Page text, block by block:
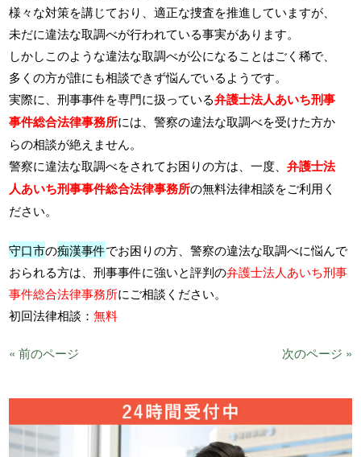
様々な対策を講じており、適正な捜査を推進していますが、
未だに違法な取調べが行われている事実があります。
しかしこのような違法な取調べが公になることはごく稀で、
多くの方が誰にも相談できず悩んでいるようです。
実際に、刑事事件を専門に扱っている弁護士法人あいち刑事
事件総合法律事務所には、警察の違法な取調べを受けた方か
らの相談が絶えません。
警察に違法な取調べをされてお困りの方は、一度、弁護士法
人あいち刑事事件総合法律事務所の無料法律相談をご利用く
ださい。
守口市の痴漢事件でお困りの方、警察の違法な取調べに悩んで
おられる方は、刑事事件に強いと評判の弁護士法人あいち刑事
事件総合法律事務所にご相談ください。
初回法律相談：無料
« 前のページ 次のページ »